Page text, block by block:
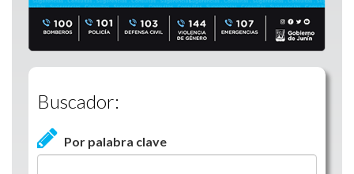
Buscador:
Por palabra clave